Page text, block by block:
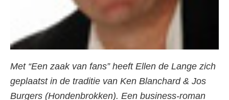
Met “Een zaak van fans” heeft Ellen de Lange zich
geplaatst in de traditie van Ken Blanchard & Jos
Burgers (Hondenbrokken). Een business-roman